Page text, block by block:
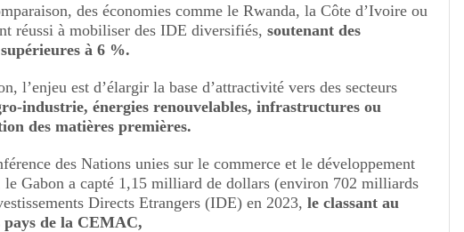
des économies comme le Rwanda, la Côte d’Ivoire ou
réussi à mobiliser des IDE diversifiés, soutenant des
à 6 %.
l’enjeu est d’élargir la base d’attractivité vers des secteurs
industrie, énergies renouvelables, infrastructures ou
des matières premières.
des Nations unies sur le commerce et le développement
Gabon a capté 1,15 milliard de dollars (environ 702 milliards
Directs Etrangers (IDE) en 2023, le classant au
pays de la CEMAC,